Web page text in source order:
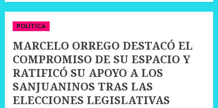
POLÍTICA
MARCELO ORREGO DESTACÓ EL
COMPROMISO DE SU ESPACIO Y
RATIFICÓ SU APOYO A LOS
SANJUANINOS TRAS LAS
ELECCIONES LEGISLATIVAS